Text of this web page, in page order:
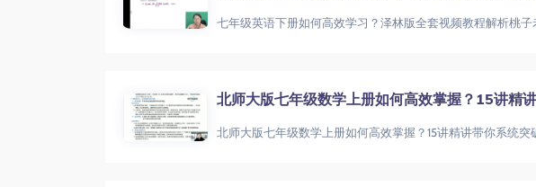
北师大版七年级数学上册如何高效掌握？15讲精